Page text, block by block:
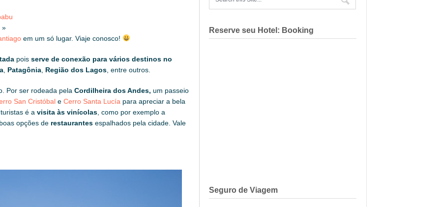
»
em um só lugar. Viaje conosco!
pois serve de conexão para vários destinos no
Patagônia Região dos Lagos , entre outros.
Por ser rodeada pela Cordilheira dos Andes, um passeio
San Cristóbal e Cerro Santa Lucía para apreciar a bela
é a visita às vinícolas , como por exemplo a
opções de restaurantes espalhados pela cidade. Vale
Reserve seu Hotel: Booking
Seguro de Viagem